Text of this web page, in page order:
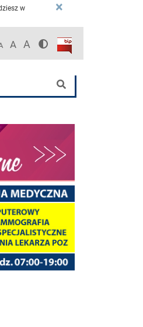
w
×
poczta KCO
A A Wersja kontrastowa
Biuletyn Informacji